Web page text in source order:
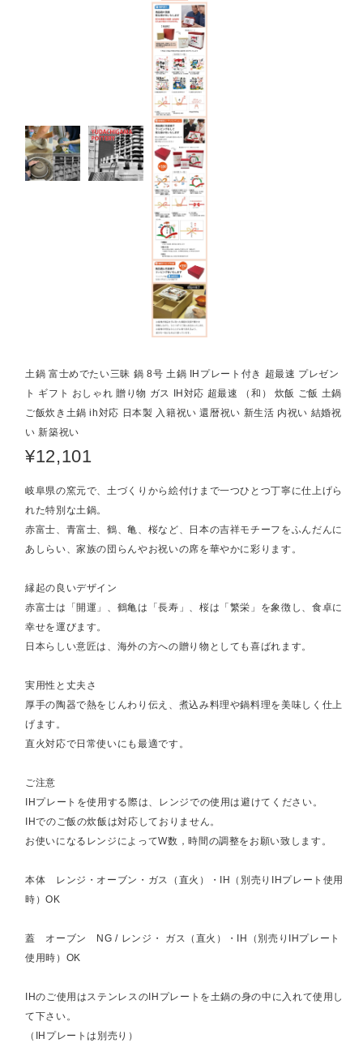
土鍋 富士めでたい三昧 鍋 8号 土鍋 IHプレート付き 超最速 プレゼン
ト ギフト おしゃれ 贈り物 ガス IH対応 超最速 （和） 炊飯 ご飯 土鍋
ご飯炊き土鍋 ih対応 日本製 入籍祝い 還暦祝い 新生活 内祝い 結婚祝
い 新築祝い
¥12,101
岐阜県の窯元で、土づくりから絵付けまで一つひとつ丁寧に仕上げら
れた特別な土鍋。
赤富士、青富士、鶴、亀、桜など、日本の吉祥モチーフをふんだんに
あしらい、家族の団らんやお祝いの席を華やかに彩ります。
縁起の良いデザイン
赤富士は「開運」、鶴亀は「長寿」、桜は「繁栄」を象徴し、食卓に
幸せを運びます。
日本らしい意匠は、海外の方への贈り物としても喜ばれます。
実用性と丈夫さ
厚手の陶器で熱をじんわり伝え、煮込み料理や鍋料理を美味しく仕上
げます。
直火対応で日常使いにも最適です。
ご注意
IHプレートを使用する際は、レンジでの使用は避けてください。
IHでのご飯の炊飯は対応しておりません。
お使いになるレンジによってW数，時間の調整をお願い致します。
本体 レンジ・オーブン・ガス（直火）・IH（別売りIHプレート使用
時）OK
蓋 オーブン NG / レンジ・ ガス（直火）・IH（別売りIHプレート
使用時）OK
IHのご使用はステンレスのIHプレートを土鍋の身の中に入れて使用し
て下さい。
（IHプレートは別売り）